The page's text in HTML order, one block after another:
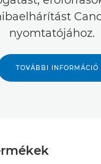
nyomtatójához.
TOVÁBBI INFORMÁCIÓ